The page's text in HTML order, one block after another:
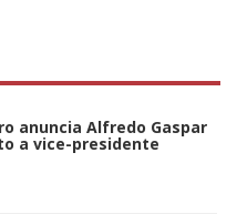
anuncia Alfredo Gaspar
a vice-presidente